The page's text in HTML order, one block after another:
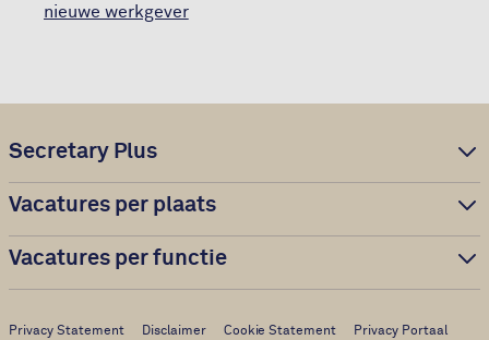
nieuwe werkgever
Secretary Plus
Vacatures per plaats
Vacatures per functie
Privacy Statement Disclaimer Cookie Statement Privacy Portaal